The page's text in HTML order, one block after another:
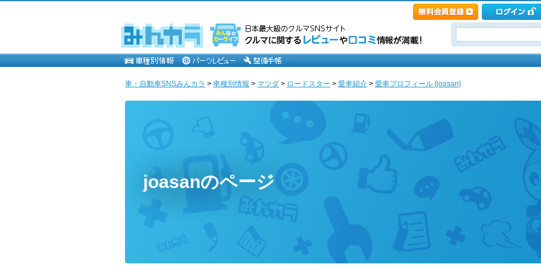
車・自動車SNSみんカラ > 車種別情報 > マツダ > ロードスター > 愛車紹介 > 愛車プロフィール [joasan]
joasanのページ